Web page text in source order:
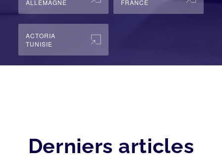
ALLEMAGNE FRANCE
ACTORIA
TUNISIE
Derniers articles